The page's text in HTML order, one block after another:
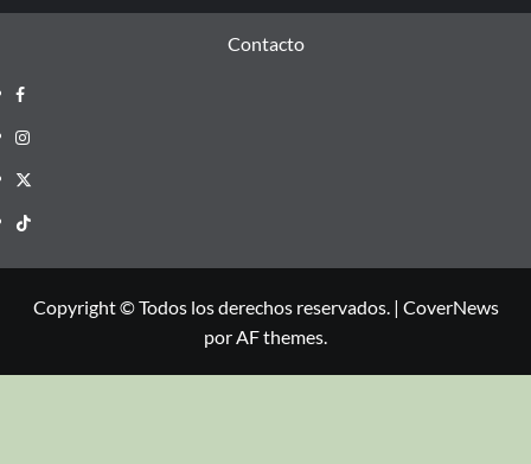
Contacto
Copyright © Todos los derechos reservados. | CoverNews
por AF themes.